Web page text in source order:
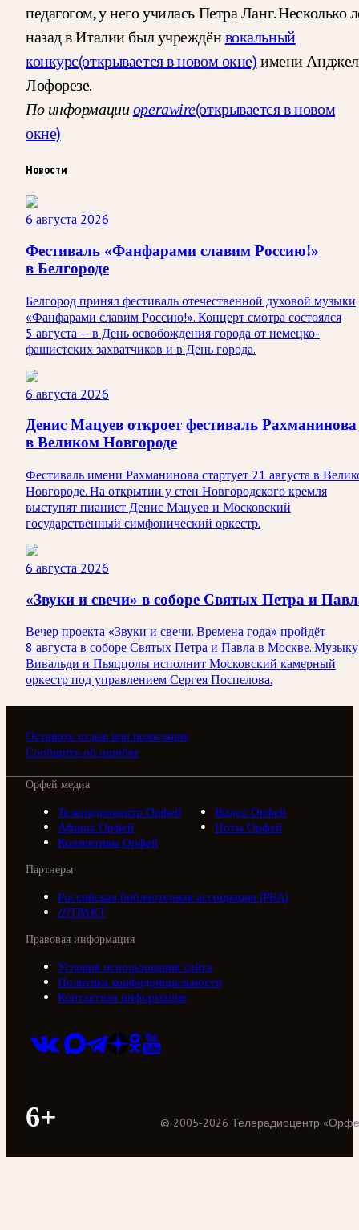
педагогом, у него училась Петра Ланг. Несколько
назад в Италии был учреждёнвокальный
конкурс(открывается в новом окне)имени
Лофорезе.
По информацииoperawire(открывается в новом
окне)
Новости
6 августа 2026
Фестиваль «Фанфарами славим Россию!»
в Белгороде
Белгород принял фестиваль отечественной духовой музыки
«Фанфарами славим Россию!». Концерт смотра состоялся
5 августа — в День освобождения города от немецко-
фашистских захватчиков и в День города.
6 августа 2026
Денис Мацуев откроет фестиваль Рахманинова
в Великом Новгороде
Фестиваль имени Рахманинова стартует 21 августа в
Новгороде. На открытии у стен Новгородского кремля
выступят пианист Денис Мацуев и Московский
государственный симфонический оркестр.
6 августа 2026
«Звуки и свечи» в соборе Святых Петра и
Вечер проекта «Звуки и свечи. Времена года» пройдёт
8 августа в соборе Святых Петра и Павла в Москве. Музыку
Вивальди и Пьяццолы исполнит Московский камерный
оркестр под управлением Сергея Поспелова.
Оставить отзыв или пожелание
Сообщить об ошибке
Орфей медиа
Телерадиоцентр Орфей
Видео Орфей
Афиша Орфей
Ноты Орфей
Коллективы Орфей
Партнеры
Российская библиотечная ассоциация (РБА)
///ТРАКТ
Правовая информация
Условия использования сайта
Политика конфиденциальности
Контактная информация
6+ © 2005-2026 Телерадиоцентр